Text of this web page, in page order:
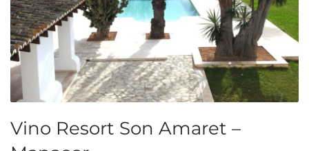
Vino Resort Son Amaret –